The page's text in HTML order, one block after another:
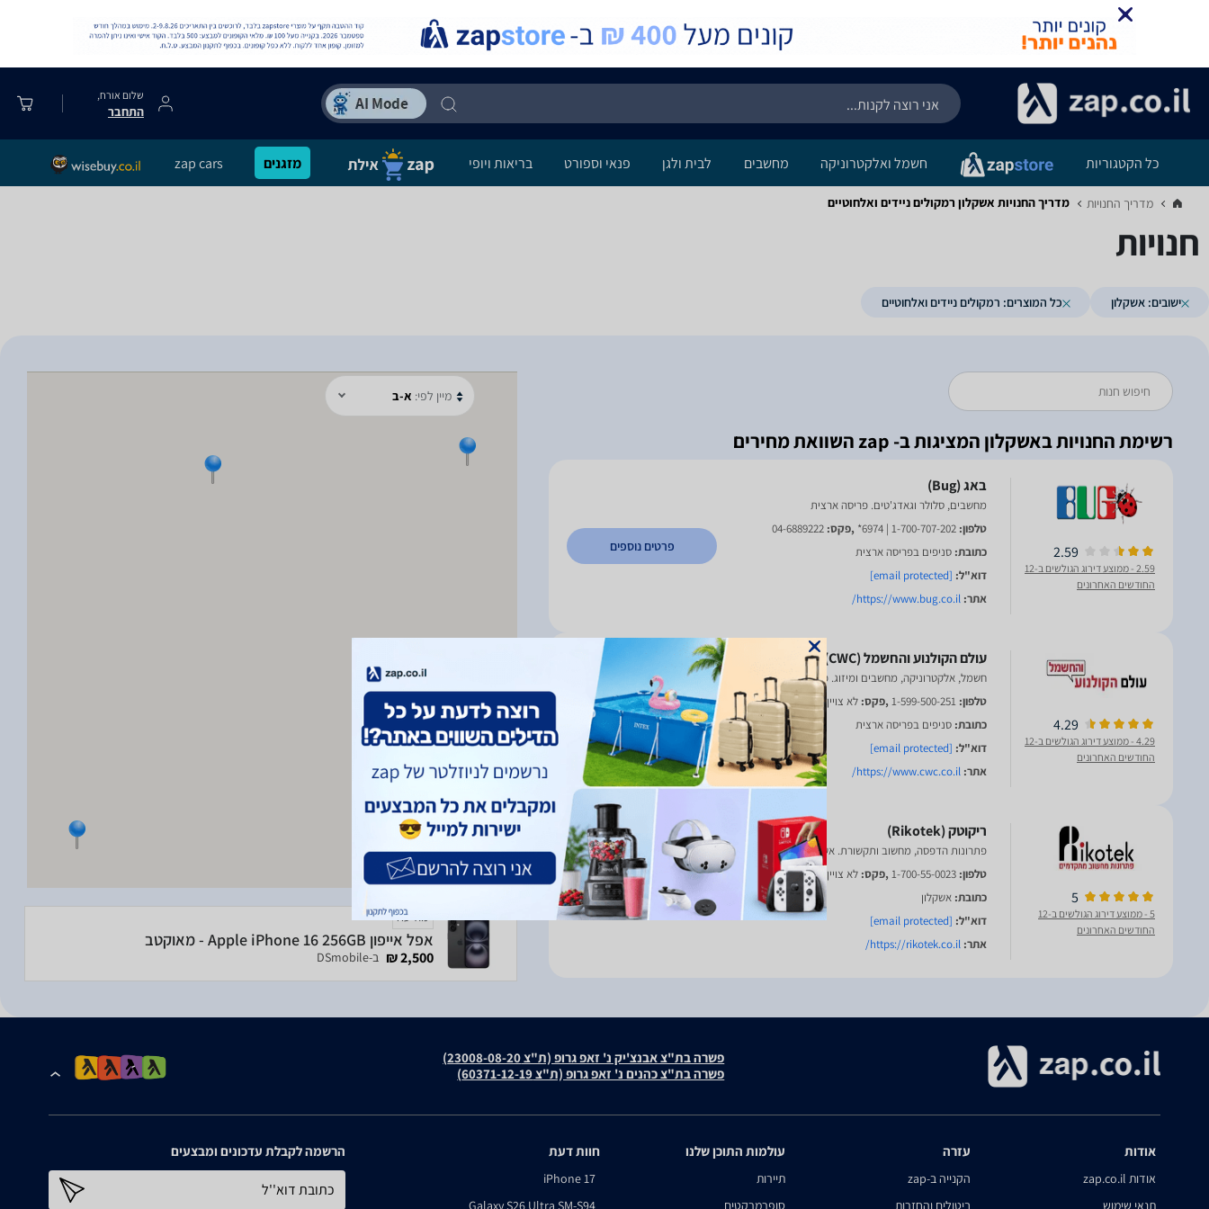
שלום אורח,
התחבר
כל הקטגוריות חשמל ואלקטרוניקה מחשבים לבית ולגן פנאי וספורט בריאות ויופי מזגנים zap cars
מדריך החנויות‏ מדריך החנויות ‏אשקלון ‏רמקולים ניידים ואלחוטיים
חנויות
ישובים: אשקלון כל המוצרים: רמקולים ניידים ואלחוטיים
מיין לפי: א-ב
רשימת החנויות באשקלון המציגות ב- zap השוואת מחירים
2.59
2.59
- ממוצע דירוג הגולשים ב-12
החודשים האחרונים
מחשבים, סלולר וגאדג'טים. פריסה ארצית
טלפון: 1-700-707-202 | 6974* ,פקס: 04-6889222
כתובת: סניפים בפריסה ארצית
דוא"ל: [email protected]
אתר: https://www.bug.co.il/
פרטים נוספים
4.29
4.29
- ממוצע דירוג הגולשים ב-12
החודשים האחרונים
חשמל, אלקטרוניקה, מחשבים ומיזוג. פריסה ארצית
טלפון: 1-599-500-251,פקס: לא צויין
כתובת: סניפים בפריסה ארצית
דוא"ל: [email protected]
אתר: https://www.cwc.co.il/
פרטים נוספים
5
5
- ממוצע דירוג הגולשים ב-12
החודשים האחרונים
פתרונות הדפסה, מחשוב ותקשורת. אשקלון
טלפון: 1-700-55-0023,פקס: לא צויין
כתובת: אשקלון
דוא"ל: [email protected]
אתר: https://rikotek.co.il/
פרטים נוספים
מודעה
אפל אייפון Apple iPhone 16 256GB - מאוקטב
2,500 ₪ ב-DSmobile
פשרה בת"צ אבנצ'יק נ' זאפ גרופ (ת"צ 23008-08-20)
פשרה בת"צ כהנים נ' זאפ גרופ (ת"צ 60371-12-19)
אודות
אודות zap.co.il
תנאי שימוש
עזרה
הקנייה ב-zap
ביטולים והחזרות
עולמות התוכן שלנו
תיירות
סופרמרקטים
חוות דעת
iPhone 17
Galaxy S26 Ultra SM-S94
הרשמה לקבלת עדכונים ומבצעים
כתובת דוא''ל